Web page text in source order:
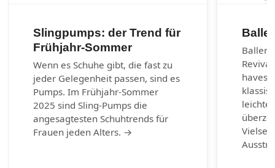
Slingpumps: der Trend für
Frühjahr-Sommer
Wenn es Schuhe gibt, die fast zu
jeder Gelegenheit passen, sind es
Pumps. Im Frühjahr-Sommer
2025 sind Sling-Pumps die
angesagtesten Schuhtrends für
Frauen jeden Alters. →
haves